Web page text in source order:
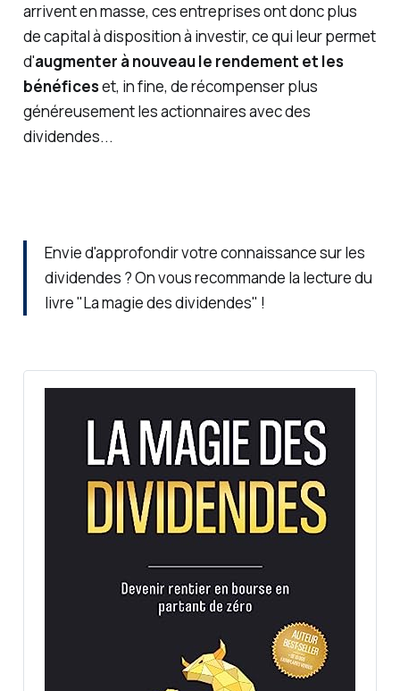
arrivent en masse, ces entreprises ont donc plus
de capital à disposition à investir, ce qui leur permet
d'augmenter à nouveau le rendement et les
bénéficeset, in fine, de récompenser plus
généreusement les actionnaires avec des
dividendes...
Envie d'approfondir votre connaissance sur les
dividendes ? On vous recommande la lecture du
livre "La magie des dividendes" !